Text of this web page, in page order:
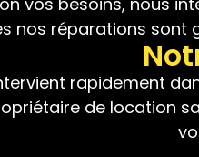
nos réparations sont
rapidement
de location